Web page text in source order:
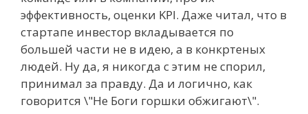
эффективность, оценки KPI. Даже читал, что в
стартапе инвестор вкладывается по
большей части не в идею, а в конкртеных
людей. Ну да, я никогда с этим не спорил,
принимал за правду. Да и логично, как
говорится \"Не Боги горшки обжигают\".